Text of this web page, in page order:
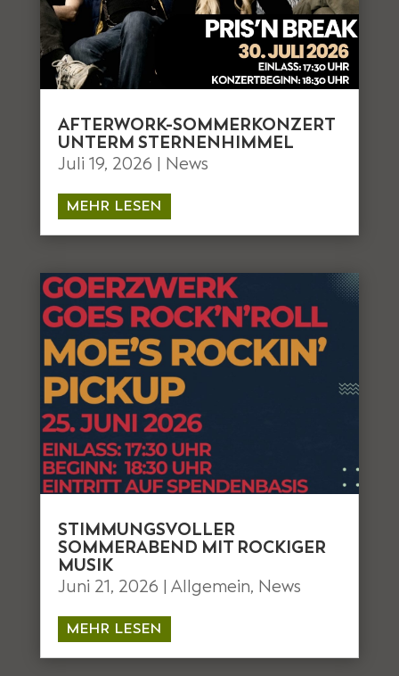
AFTERWORK-SOMMERKONZERT
UNTERM STERNENHIMMEL
Juli 19, 2026 | News
MEHR LESEN
STIMMUNGSVOLLER
SOMMERABEND MIT ROCKIGER
MUSIK
Juni 21, 2026 | Allgemein, News
MEHR LESEN